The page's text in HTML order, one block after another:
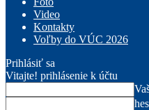
Video
Kontakty
Voľby do VÚC 2026
Prihlásiť sa
Vitajte! prihlásenie k účtu